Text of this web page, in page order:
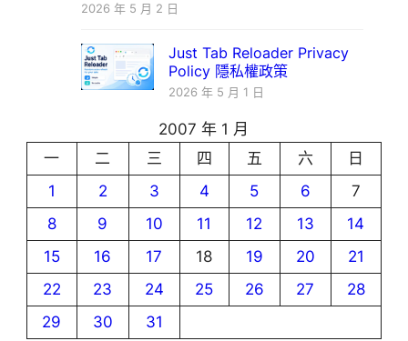
2026 年 5 月 2 日
Just Tab Reloader Privacy
Policy 隱私權政策
2026 年 5 月 1 日
2007 年 1 月
一
二 三 四 五 六
日
1
2 3 4 5 6
7
8
9 10 11 12 13
14
15
16 17 18 19 20
21
22
23 24 25 26 27
28
29
30
31